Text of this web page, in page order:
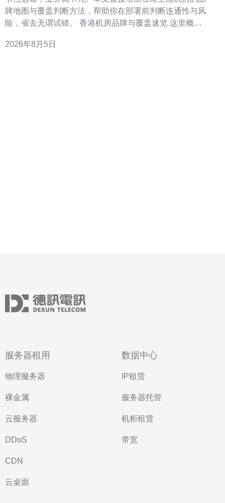
牌地图与覆盖判断方法，帮助你在部署前判断连通性与风
险，省去无谓试错。 香港机房品牌与覆盖速览 这里概述
口点的分布特点和覆盖重点，便于快速对位判断。 常见营
2026年8月5日
服务器租用
物理服务器
裸金属
云服务器
DDoS
CDN
云桌面
数据中心
IP租赁
服务器托管
机柜租赁
带宽